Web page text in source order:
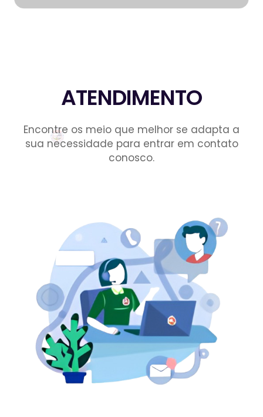
ATENDIMENTO
Encontre os meio que melhor se adapta a
sua necessidade para entrar em contato
conosco.